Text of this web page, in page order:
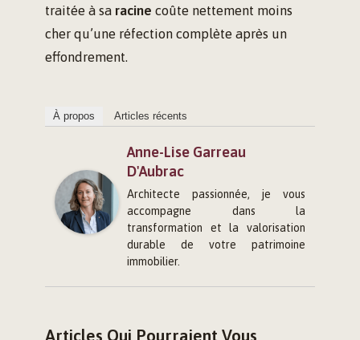
traitée à sa racine coûte nettement moins
cher qu’une réfection complète après un
effondrement.
À propos Articles récents
Anne-Lise Garreau
D'Aubrac
Architecte passionnée, je vous
accompagne dans la
transformation et la valorisation
durable de votre patrimoine
immobilier.
Articles Qui Pourraient Vous